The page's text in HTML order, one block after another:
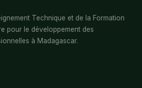
Technique et de la Formation
pour le développement des
à Madagascar.